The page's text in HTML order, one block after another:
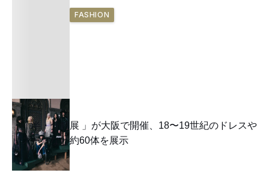
FASHION
「半・分解展 」が大阪で開催、18〜19世紀のドレスや
スーツなど約60体を展示